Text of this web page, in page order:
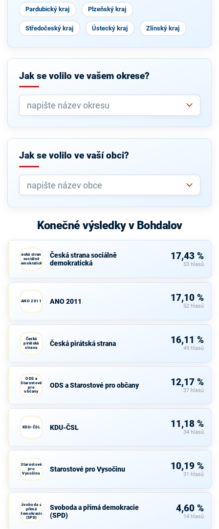
Pardubický kraj Plzeňský kraj
Středočeský kraj Ústecký kraj Zlínský kraj
Jak se volilo ve vašem okrese?
Jak se volilo ve vaší obci?
Konečné výsledky v Bohdalov
Česká strana
sociálně
demokratická
Česká strana sociálně
demokratická
17,43 %
53 hlasů
ANO 2011 ANO 2011 17,10 %
52 hlasů
Česká
pirátská
strana
Česká pirátská strana 16,11 %
49 hlasů
ODS a
Starostové
pro
občany
ODS a Starostové pro občany 12,17 %
37 hlasů
KDU-ČSL KDU-ČSL 11,18 %
34 hlasů
Starostové
pro
Vysočinu
Starostové pro Vysočinu 10,19 %
31 hlasů
Svoboda a
přímá
demokracie
(SPD)
Svoboda a přímá demokracie
(SPD)
4,60 %
14 hlasů